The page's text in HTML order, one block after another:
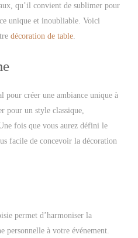
qu’il convient de sublimer pour
unique et inoubliable. Voici
décoration de table
pour créer une ambiance unique à
pour un style classique,
fois que vous aurez défini le
facile de concevoir la décoration
permet d’harmoniser la
personnelle à votre événement.